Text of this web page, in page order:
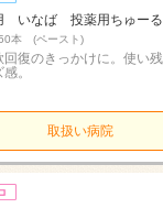
いなば 投薬用ちゅー
本 (ペースト)
回復のきっかけに。使い
。
取扱い病院